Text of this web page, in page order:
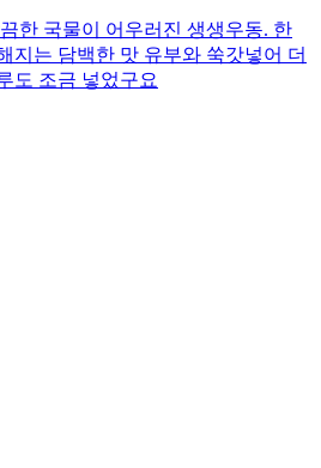
한 국물이 어우러진 생생우동. 한
지는 담백한 맛 유부와 쑥갓넣어 더
도 조금 넣었구요